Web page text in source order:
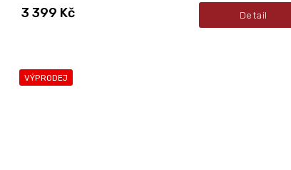
3 399 Kč Detail
VÝPRODEJ